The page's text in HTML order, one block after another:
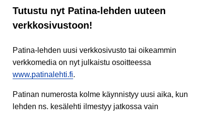
Tutustu nyt Patina-lehden uuteen
verkkosivustoon!
Patina-lehden uusi verkkosivusto tai oikeammin
verkkomedia on nyt julkaistu osoitteessa
www.patinalehti.fi.
Patinan numerosta kolme käynnistyy uusi aika, kun
lehden ns. kesälehti ilmestyy jatkossa vain